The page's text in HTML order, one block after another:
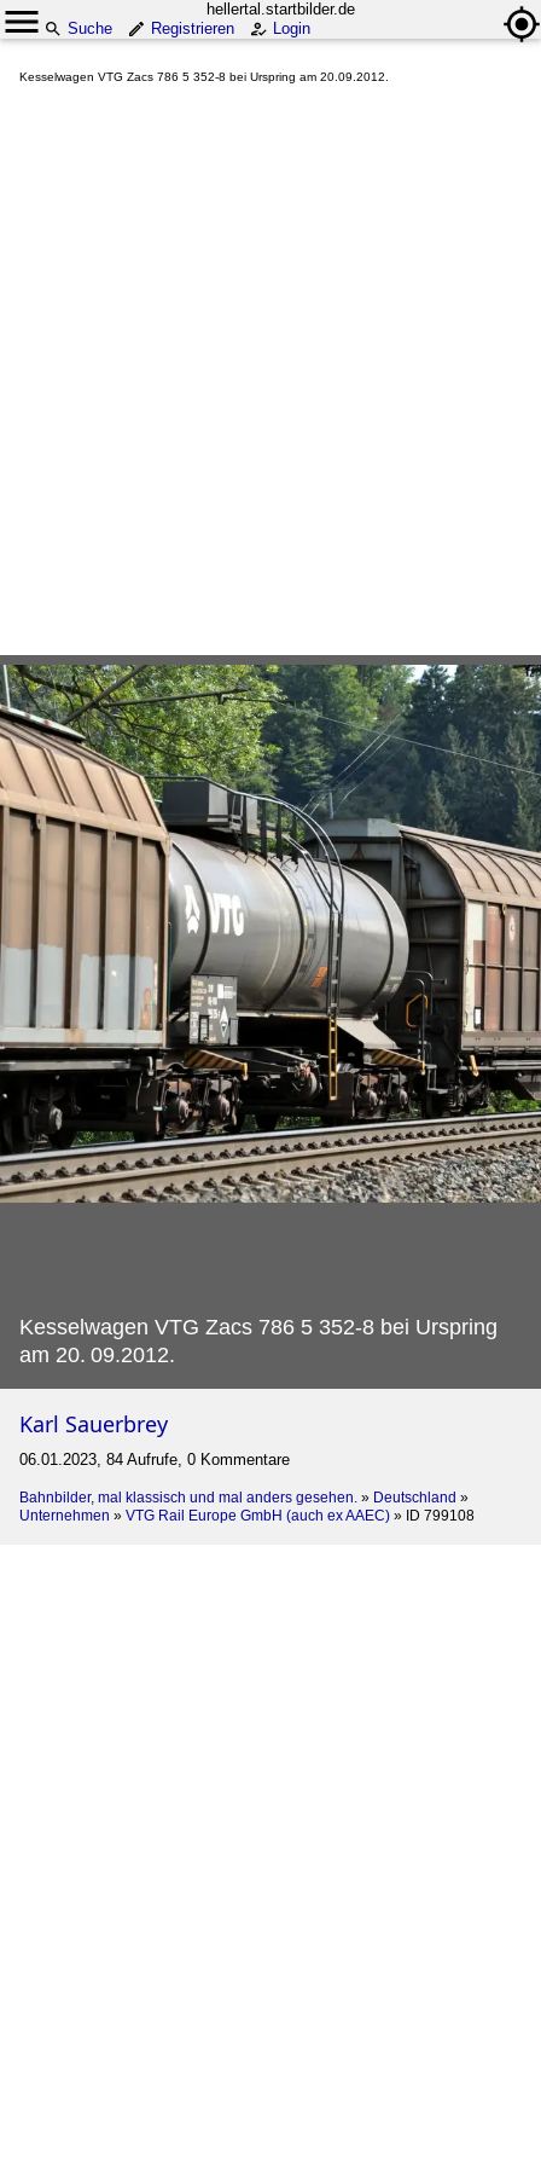
hellertal.startbilder.de
Suche
Registrieren Login
Kesselwagen VTG Zacs 786 5 352-8 bei Urspring am 20.09.2012.
Kesselwagen VTG Zacs 786 5 352-8 bei Urspring
am 20. 09.2012.
Karl Sauerbrey
06.01.2023, 84 Aufrufe, 0 Kommentare
Bahnbilder, mal klassisch und mal anders gesehen. » Deutschland »
Unternehmen » VTG Rail Europe GmbH (auch ex AAEC) » ID 799108